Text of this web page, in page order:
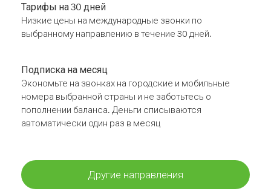
Тарифы на 30 дней
Низкие цены на международные звонки по
выбранному направлению в течение 30 дней.
Подписка на месяц
Экономьте на звонках на городские и мобильные
номера выбранной страны и не заботьтесь о
пополнении баланса. Деньги списываются
автоматически один раз в месяц
Другие направления